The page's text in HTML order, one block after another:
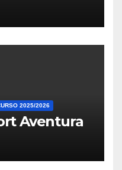
2025/2026
Aventura